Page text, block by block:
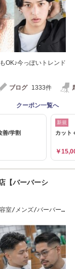
OK♪今っぽいトレンド
ブログ 1333件
クーポン一覧へ
善/学割
新規
カット
￥
【バーバーシ
室/メンズ/バーバー/